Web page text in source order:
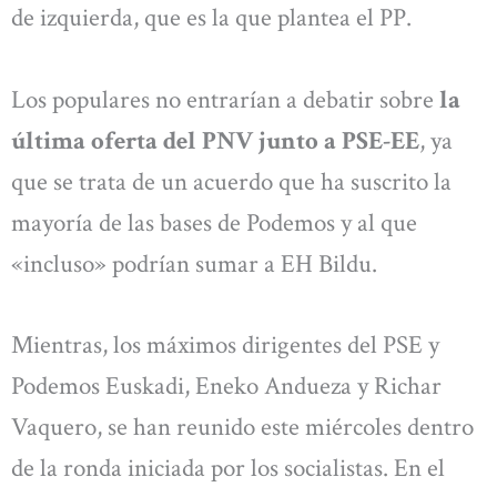
de izquierda, que es la que plantea el PP.
Los populares no entrarían a debatir sobre la
última oferta del PNV junto a PSE-EE, ya
que se trata de un acuerdo que ha suscrito la
mayoría de las bases de Podemos y al que
«incluso» podrían sumar a EH Bildu.
Mientras, los máximos dirigentes del PSE y
Podemos Euskadi, Eneko Andueza y Richar
Vaquero, se han reunido este miércoles dentro
de la ronda iniciada por los socialistas. En el